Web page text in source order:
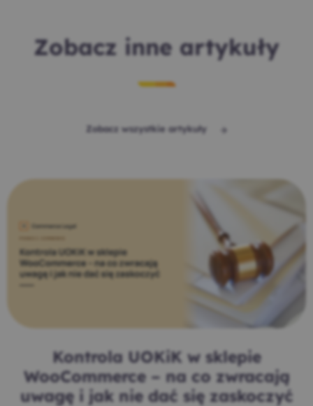
Zobacz inne artykuły
Zobacz wszystkie artykuły
Kontrola UOKiK w sklepie
WooCommerce – na co zwracają
uwagę i jak nie dać się zaskoczyć